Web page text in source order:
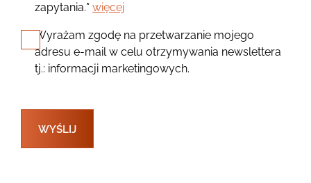
zapytania.* więcej
Wyrażam zgodę na przetwarzanie mojego
adresu e-mail w celu otrzymywania newslettera
tj.: informacji marketingowych.
WYŚLIJ